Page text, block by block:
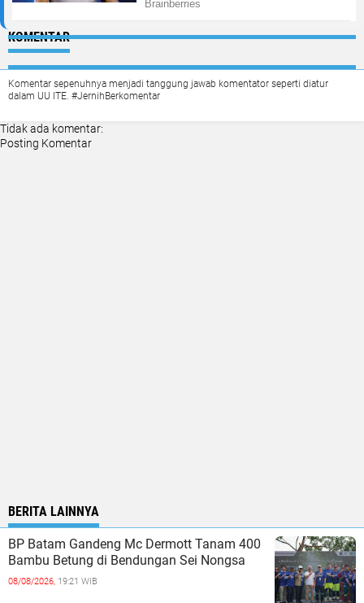
KOMENTAR
Komentar sepenuhnya menjadi tanggung jawab komentator seperti diatur
dalam UU ITE. #JernihBerkomentar
Tidak ada komentar:
Posting Komentar
BERITA LAINNYA
BP Batam Gandeng Mc Dermott Tanam 400
Bambu Betung di Bendungan Sei Nongsa
08/08/2026, 19:21 WIB